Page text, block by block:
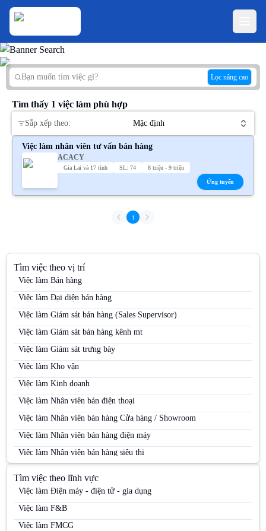
Lọc nâng cao
Tìm thấy 1 việc làm phù hợp
Sắp xếp theo: Mặc định
Việc làm nhân viên tư vấn bán hàng
ACACY
Gia Lai và 17 tỉnh SL: 74 8 triệu - 9 triệu
Ứng tuyển
1
Tìm việc theo vị trí
Việc làm Bán hàng
Việc làm Đại diện bán hàng
Việc làm Giám sát bán hàng (Sales Supervisor)
Việc làm Giám sát bán hàng kênh mt
Việc làm Giám sát trưng bày
Việc làm Kho vận
Việc làm Kinh doanh
Việc làm Nhân viên bán điện thoại
Việc làm Nhân viên bán hàng Cửa hàng / Showroom
Việc làm Nhân viên bán hàng điện máy
Việc làm Nhân viên bán hàng siêu thị
Việc làm Nhân viên bán hàng trung tâm thương mại
Việc làm Nhân viên kinh doanh
Việc làm Nhân viên kinh doanh điện máy
Tìm việc theo lĩnh vực
Việc làm Điện máy - điện tử - gia dụng
Việc làm F&B
Việc làm FMCG